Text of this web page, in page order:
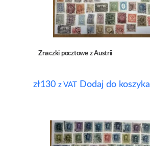
Znaczki pocztowe z Austrii
zł130 z VAT Dodaj do koszyka